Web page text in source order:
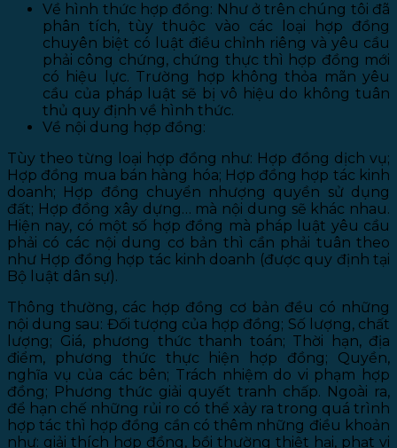
Về hình thức hợp đồng: Như ở trên chúng tôi đã
phân tích, tùy thuộc vào các loại hợp đồng
chuyên biệt có luật điều chỉnh riêng và yêu cầu
phải công chứng, chứng thực thì hợp đồng mới
có hiệu lực. Trường hợp không thỏa mãn yêu
cầu của pháp luật sẽ bị vô hiệu do không tuân
thủ quy định về hình thức.
Về nội dung hợp đồng:
Tùy theo từng loại hợp đồng như: Hợp đồng dịch vụ;
Hợp đồng mua bán hàng hóa; Hợp đồng hợp tác kinh
doanh; Hợp đồng chuyển nhượng quyền sử dụng
đất; Hợp đồng xây dựng… mà nội dung sẽ khác nhau.
Hiện nay, có một số hợp đồng mà pháp luật yêu cầu
phải có các nội dung cơ bản thì cần phải tuân theo
như Hợp đồng hợp tác kinh doanh (được quy định tại
Bộ luật dân sự).
Thông thường, các hợp đồng cơ bản đều có những
nội dung sau: Đối tượng của hợp đồng; Số lượng, chất
lượng; Giá, phương thức thanh toán; Thời hạn, địa
điểm, phương thức thực hiện hợp đồng; Quyền,
nghĩa vụ của các bên; Trách nhiệm do vi phạm hợp
đồng; Phương thức giải quyết tranh chấp. Ngoài ra,
để hạn chế những rủi ro có thể xảy ra trong quá trình
hợp tác thì hợp đồng cần có thêm những điều khoản
như: giải thích hợp đồng, bồi thường thiệt hại, phạt vi